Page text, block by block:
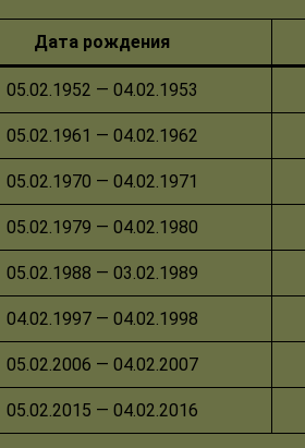
Дата рождения
05.02.1952 — 04.02.1953
05.02.1961 — 04.02.1962
05.02.1970 — 04.02.1971
05.02.1979 — 04.02.1980
05.02.1988 — 03.02.1989
04.02.1997 — 04.02.1998
05.02.2006 — 04.02.2007
05.02.2015 — 04.02.2016